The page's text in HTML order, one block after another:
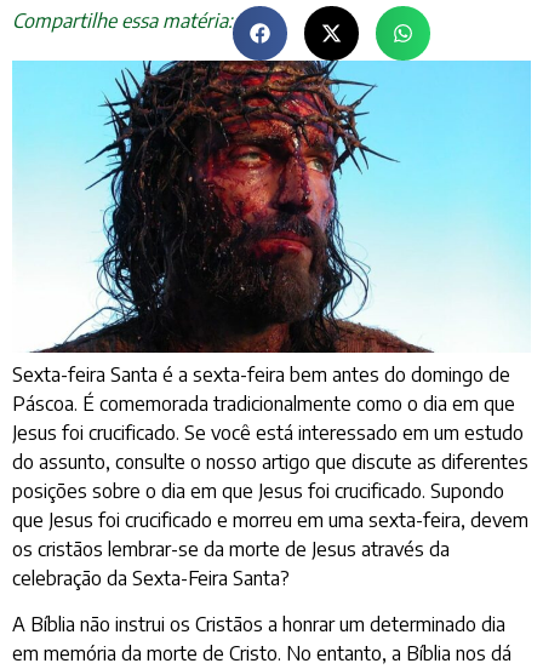
Compartilhe essa matéria:
Sexta-feira Santa é a sexta-feira bem antes do domingo de
Páscoa. É comemorada tradicionalmente como o dia em que
Jesus foi crucificado. Se você está interessado em um estudo
do assunto, consulte o nosso artigo que discute as diferentes
posições sobre o dia em que Jesus foi crucificado. Supondo
que Jesus foi crucificado e morreu em uma sexta-feira, devem
os cristãos lembrar-se da morte de Jesus através da
celebração da Sexta-Feira Santa?
A Bíblia não instrui os Cristãos a honrar um determinado dia
em memória da morte de Cristo. No entanto, a Bíblia nos dá